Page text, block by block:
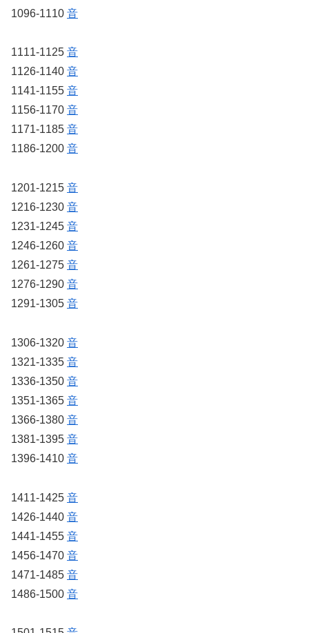
1096-1110 音
1111-1125 音
1126-1140 音
1141-1155 音
1156-1170 音
1171-1185 音
1186-1200 音
1201-1215 音
1216-1230 音
1231-1245 音
1246-1260 音
1261-1275 音
1276-1290 音
1291-1305 音
1306-1320 音
1321-1335 音
1336-1350 音
1351-1365 音
1366-1380 音
1381-1395 音
1396-1410 音
1411-1425 音
1426-1440 音
1441-1455 音
1456-1470 音
1471-1485 音
1486-1500 音